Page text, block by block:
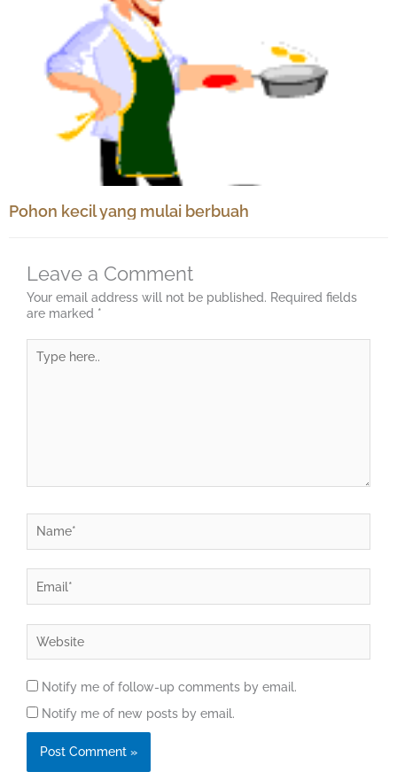
Pohon kecil yang mulai berbuah
Leave a Comment
Your email address will not be published. Required fields
are marked *
here..
Notify me of follow-up comments by email.
Notify me of new posts by email.